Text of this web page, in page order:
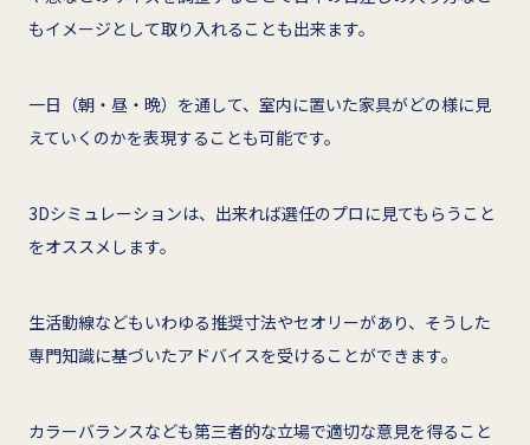
もイメージとして取り入れることも出来ます。
一日（朝・昼・晩）を通して、室内に置いた家具がどの様に見
えていくのかを表現することも可能です。
3Dシミュレーションは、出来れば選任のプロに見てもらうこと
をオススメします。
生活動線などもいわゆる推奨寸法やセオリーがあり、そうした
専門知識に基づいたアドバイスを受けることができます。
カラーバランスなども第三者的な立場で適切な意見を得ること